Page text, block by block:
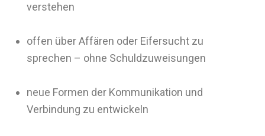
verstehen
offen über Affären oder Eifersucht zu
sprechen – ohne Schuldzuweisungen
neue Formen der Kommunikation und
Verbindung zu entwickeln